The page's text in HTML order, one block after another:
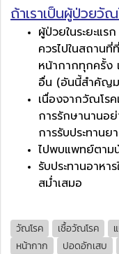
ถ้าเราเป็นผู้ป่วยวั
ผู้ป่วยในระยะแ
ควรไปในสถาน
หน้ากากทุกครั้ง
อื่น (อันนี้สำคัญ
เนื่องจากวัณโรค
การรักษานานอ
การรับประทาน
ไปพบแพทย์ตาม
รับประทานอาห
สม่ำเสมอ
วัณโรค เชื้อวัณโรค
หน้ากาก
ปอดอักเสบ